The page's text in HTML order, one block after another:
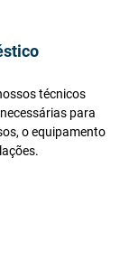
técnicos
para
o equipamento